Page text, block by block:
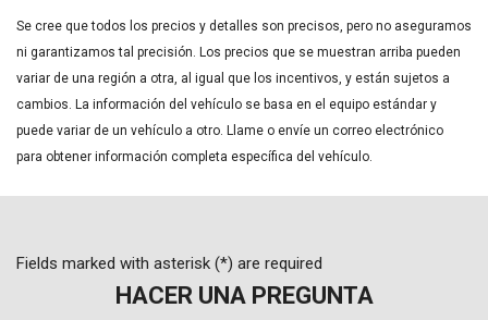
Exterior Parking Camera Rear
First Aid Kit
Four wheel independent suspension
Front anti-roll bar
Asientos delanteros anatómicos
Front Center Armrest
Retrovisor exterior térmico
Heated Front Bucket Seats
Asientos delanteros térmicos
Se cree que todos los precios y detalles son precisos, pero no aseguramos
ni garantizamos tal precisión. Los precios que se muestran arriba pueden
variar de una región a otra, al igual que los incentivos, y están sujetos a
cambios. La información del vehículo se basa en el equipo estándar y
puede variar de un vehículo a otro. Llame o envíe un correo electrónico
para obtener información completa específica del vehículo.
Fields marked with asterisk (*) are required
HACER UNA PREGUNTA